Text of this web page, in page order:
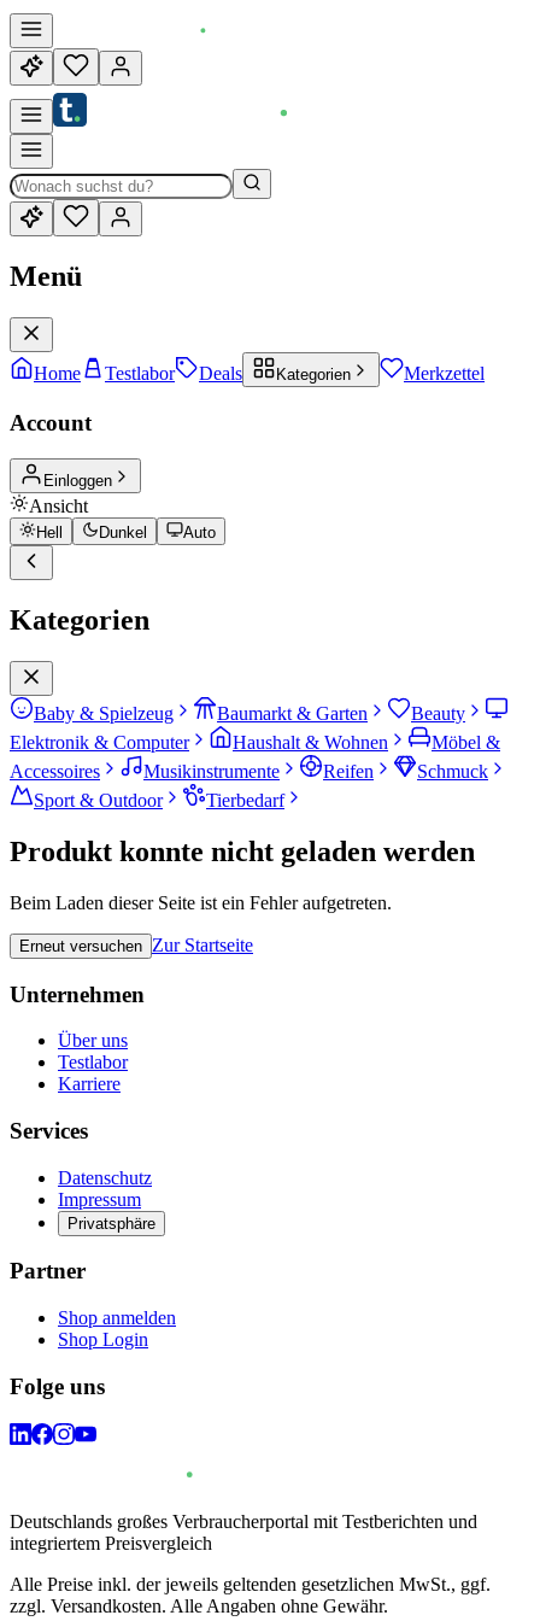
Menü
Home Testlabor Deals Kategorien Merkzettel
Account
Einloggen
Ansicht
Hell Dunkel Auto
Kategorien
Baby & Spielzeug Baumarkt & Garten
Beauty
Elektronik & Computer
Haushalt & Wohnen
Möbel &
Accessoires
Musikinstrumente Reifen
Schmuck
Sport & Outdoor
Tierbedarf
Produkt konnte nicht geladen werden
Beim Laden dieser Seite ist ein Fehler aufgetreten.
Erneut versuchen Zur Startseite
Unternehmen
Über uns
Testlabor
Karriere
Services
Datenschutz
Impressum
Privatsphäre
Partner
Shop anmelden
Shop Login
Folge uns
Deutschlands großes Verbraucherportal mit Testberichten und
integriertem Preisvergleich
Alle Preise inkl. der jeweils geltenden gesetzlichen MwSt., ggf.
zzgl. Versandkosten. Alle Angaben ohne Gewähr.